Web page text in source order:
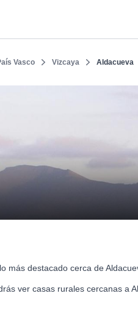
Vasco Vizcaya Aldacueva
más destacado cerca de
ver casas rurales cercanas a